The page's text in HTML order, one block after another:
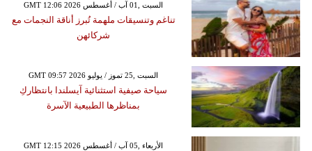
GMT 12:06 2026 السبت ,01 آب / أغسطس
تناغم وتنسيقات ملهمة تُبرز أناقة النجمات مع
شركائهن
GMT 09:57 2026 السبت ,25 تموز / يوليو
سياحة صيفية استثنائية آيسلندا بانتظاركِ
بمناظرها الطبيعية الآسرة
GMT 12:15 2026 الأربعاء ,05 آب / أغسطس